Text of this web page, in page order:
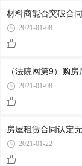
材料商能否突破合
2021-01-08
（法院网第9）购
2021-01-08
房屋租赁合同认定
2021-01-22